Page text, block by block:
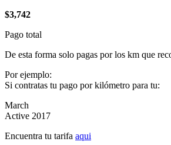
$3,742
Pago total
De esta forma solo pagas por los km que
Por ejemplo:
Si contratas tu pago por kilómetro para tu:
March
Active 2017
Encuentra tu tarifa aqui